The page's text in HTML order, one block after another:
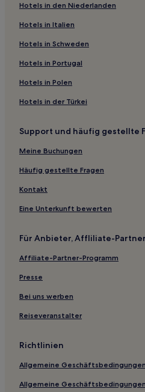
Hotels nahe Burghof Lörrach
Hotels nahe S-Bahn-Station
Hotels nahe S-Bahn-Station
Laufenburg Hotels
Wolpadingen Hotels
Mühle Hotels
Hotels nahe Burgruine Rötteln
Segeten Hotels
Hotels nahe Bahnhof Hausen-
Kleines Wiesental Hotels
Marzell Hotels
Ferienwohnungen in Feldberg
Haustierfreundliche in Todtnau
Hotels mit inbegriffenem
Haustierfreundliche in St.
Hotels mit inbegriffenem
Familien in Todtnauberg
Hotels mit Parkplatz in
Hotels mit Parkplatz in
Hotels in den Niederlanden
Hotels in Italien
Hotels in Schweden
Hotels in Portugal
Hotels in Polen
Hotels in der Türkei
Support und häufig gestellte
Meine Buchungen
Häufig gestellte Fragen
Kontakt
Eine Unterkunft bewerten
Für Anbieter, Affliliate-
Affiliate-Partner-Programm
Presse
Bei uns werben
Reiseveranstalter
Richtlinien
Allgemeine Geschäftsbedingungen
Allgemeine